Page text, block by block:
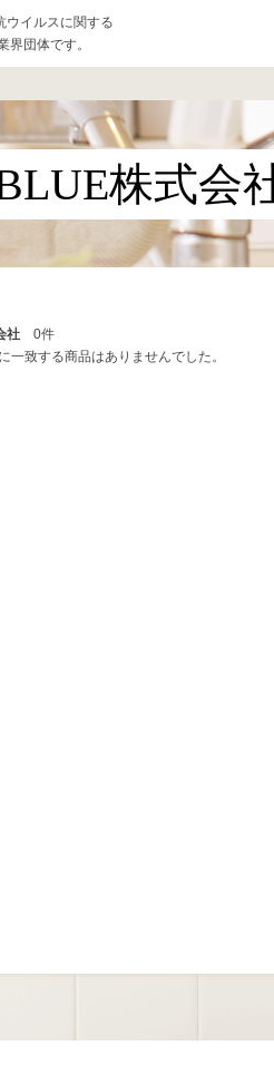
ウイルスに関する
界団体です。
BLUE株式
社 0件
一致する商品はありませんでした。